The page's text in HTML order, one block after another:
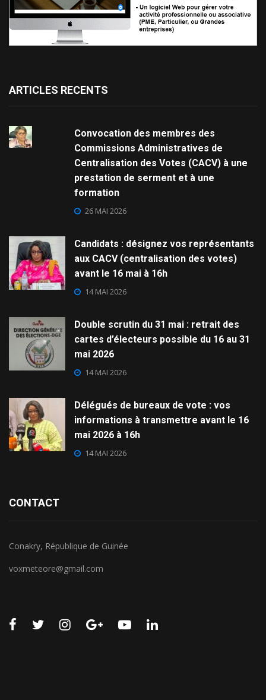
ARTICLES RECENTS
Convocation des membres des
Commissions Administratives de
Centralisation des Votes (CACV) à une
prestation de serment et à une
formation
26 MAI 2026
Candidats : désignez vos représentants
aux CACV (centralisation des votes)
avant le 16 mai à 16h
14 MAI 2026
Double scrutin du 31 mai : retrait des
cartes d’électeurs possible du 16 au 31
mai 2026
14 MAI 2026
Délégués de bureaux de vote : vos
informations à transmettre avant le 16
mai 2026 à 16h
14 MAI 2026
CONTACT
Conakry, République de Guinée
voxmeteore@gmail.com